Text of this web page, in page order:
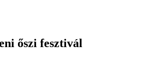
őszi fesztivál